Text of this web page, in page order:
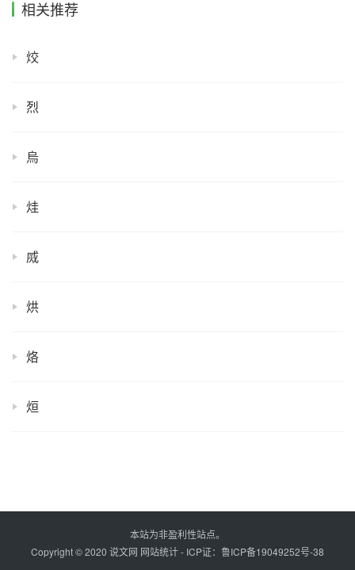
相关推荐
烄
烈
烏
烓
烕
烘
烙
烜
本站为非盈利性站点。
Copyright © 2020 说文网 网站统计- ICP证： 鲁ICP备19049252号-38